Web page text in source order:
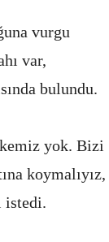
vurgu
var,
bulundu.
yok. Bizi
koymalıyız,
istedi.